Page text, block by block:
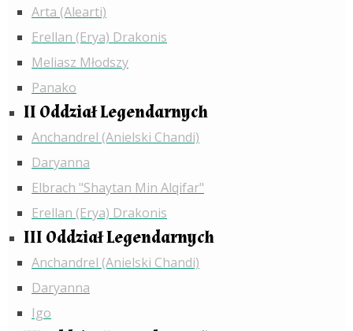
Arta (Alearti)
Erellan (Erya) Drakonis
Meliasz Młodszy
Panako
II Oddział Legendarnych
Anchandrel (Anielski Chandi)
Daryanna
Elbrach "Shaytan Min Alqifar"
Erellan (Erya) Drakonis
III Oddział Legendarnych
Anchandrel (Anielski Chandi)
Daryanna
Igo